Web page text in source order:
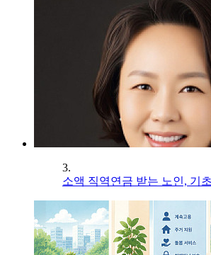
3.
소액 직역연금 받는 노인, 기